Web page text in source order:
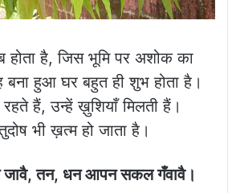
है, जिस भूमि पर अशोक का
हुआ घर बहुत ही शुभ होता है।
हैं, उन्हें ख़ुशियाँ मिलती हैं।
भी ख़त्म हो जाता है।
जावै, तन, धन आपन सकल गँवावै।